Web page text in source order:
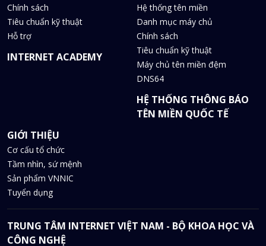
Chính sách
Tiêu chuẩn kỹ thuật
Hỗ trợ
INTERNET ACADEMY
Hệ thống tên miền
Danh mục máy chủ
Chính sách
Tiêu chuẩn kỹ thuật
Máy chủ tên miền đệm
DNS64
HỆ THỐNG THÔNG BÁO
TÊN MIỀN QUỐC TẾ
GIỚI THIỆU
Cơ cấu tổ chức
Tầm nhìn, sứ mệnh
Sản phẩm VNNIC
Tuyển dụng
TRUNG TÂM INTERNET VIỆT NAM - BỘ KHOA HỌC VÀ
CÔNG NGHỆ